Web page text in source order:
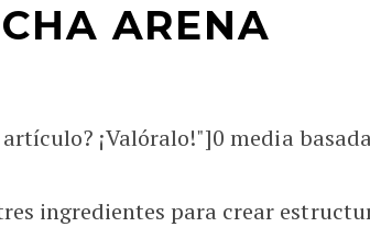
ARENA
¡Valóralo!"]0media
ingredientes para crear